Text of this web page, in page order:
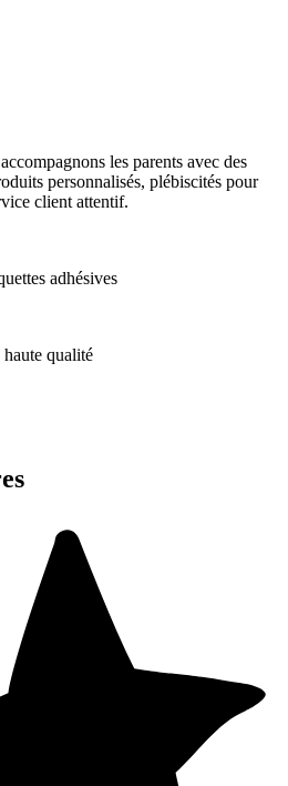
les parents avec des
personnalisés, plébiscités pour
client attentif.
adhésives
haute qualité